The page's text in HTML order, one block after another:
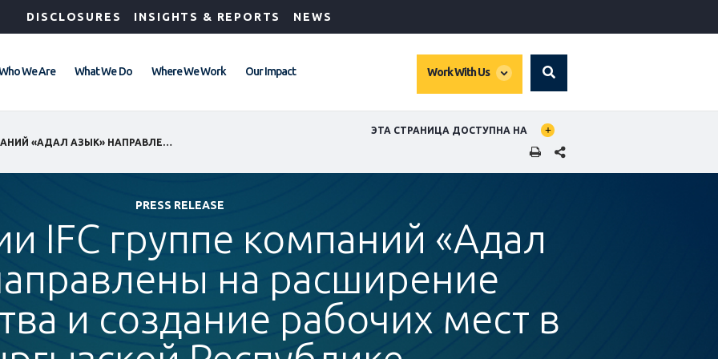
DISCLOSURES INSIGHTS & REPORTS NEWS
We Are What We Do Where We Work Our Impact Work With Us
global
Search
GLOBAL LANGUAGE TOGGLER
ЭТА СТРАНИЦА ДОСТУПНА НА
SHARE THIS PAGE
PRESS RELEASE
IFC группе компаний «Адал
на расширение
и создание рабочих мест в